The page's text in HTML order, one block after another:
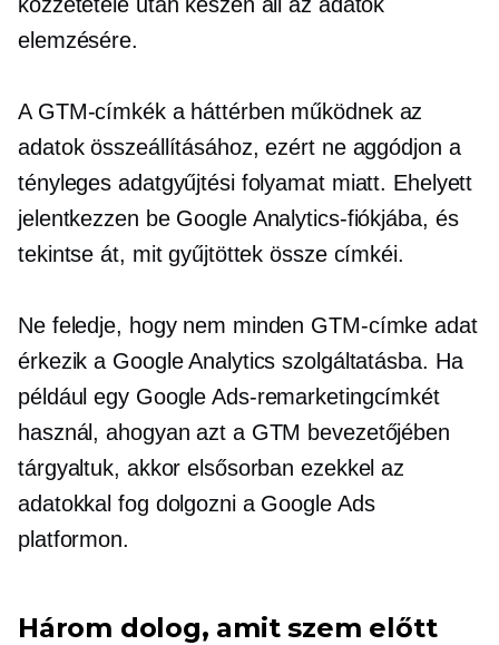
elemzésére.
A GTM-címkék a háttérben működnek az
adatok összeállításához, ezért ne aggódjon a
tényleges adatgyűjtési folyamat miatt. Ehelyett
jelentkezzen be Google Analytics-fiókjába, és
tekintse át, mit gyűjtöttek össze címkéi.
Ne feledje, hogy nem minden GTM-címke adat
érkezik a Google Analytics szolgáltatásba. Ha
például egy Google Ads-remarketingcímkét
használ, ahogyan azt a GTM bevezetőjében
tárgyaltuk, akkor elsősorban ezekkel az
adatokkal fog dolgozni a Google Ads
platformon.
Három dolog, amit szem előtt